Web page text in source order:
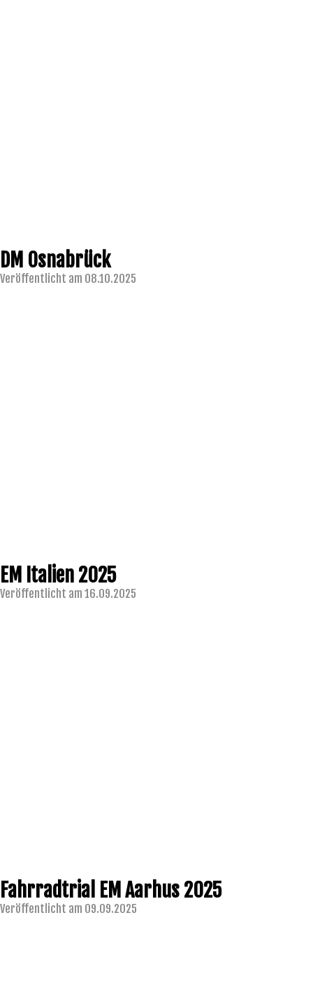
DM Osnabrück
Veröffentlicht am 08.10.2025
EM Italien 2025
Veröffentlicht am 16.09.2025
Fahrradtrial EM Aarhus 2025
Veröffentlicht am 09.09.2025